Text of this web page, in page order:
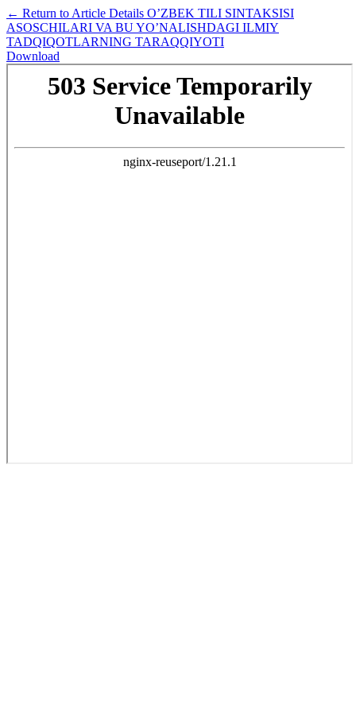
← Return to Article Details O’ZBEK TILI SINTAKSISI
ASOSCHILARI VA BU YO’NALISHDAGI ILMIY
TADQIQOTLARNING TARAQQIYOTI
Download